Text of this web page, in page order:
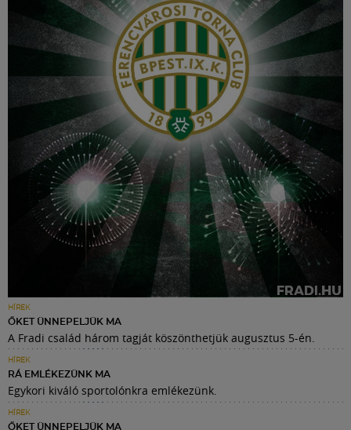
HÍREK
ŐKET ÜNNEPELJÜK MA
A Fradi család három tagját köszönthetjük augusztus 5-én.
HÍREK
RÁ EMLÉKEZÜNK MA
Egykori kiváló sportolónkra emlékezünk.
HÍREK
ŐKET ÜNNEPELJÜK MA